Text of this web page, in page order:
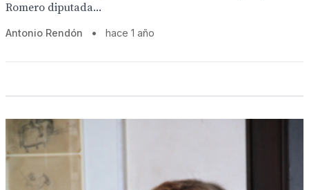
Romero diputada...
Antonio Rendón • hace 1 año